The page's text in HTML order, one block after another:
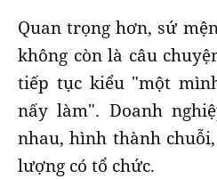
Quan trọng hơn, sứ
không còn là câu
tiếp tục kiểu "một
nấy làm". Doanh
nhau, hình thành
lượng có tổ chức.